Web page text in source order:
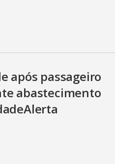
após passageiro
abastecimento